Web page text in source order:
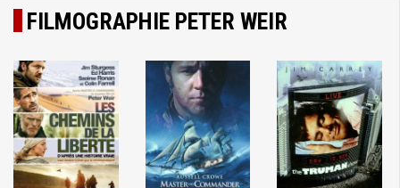
FILMOGRAPHIE PETER WEIR